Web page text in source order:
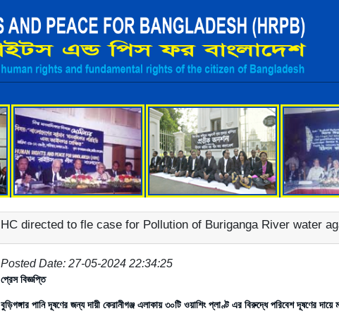
HC directed to fle case for Pollution of Buriganga River water
Posted Date: 27-05-2024 22:34:25
প্রেস বিজ্ঞপ্তি
বুড়িগঙ্গার পানি দূষণের জন্য দায়ী কেরানীগঞ্জ এলাকায় ৩০টি ওয়াশিং প্লাণ্ট এর বিরুদ্ধে পরিবেশ দূষণের দায়ে